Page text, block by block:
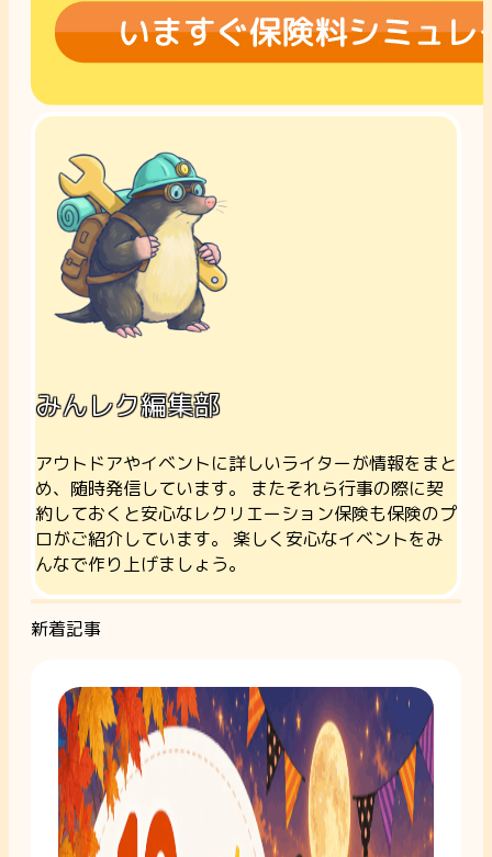
みんレク編集部
アウトドアやイベントに詳しいライターが情報をまと
め、随時発信しています。 またそれら行事の際に契
約しておくと安心なレクリエーション保険も保険のプ
ロがご紹介しています。 楽しく安心なイベントをみ
んなで作り上げましょう。
新着記事